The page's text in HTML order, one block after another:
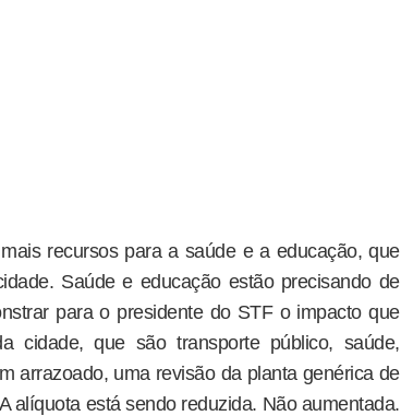
recursos para a saúde e a educação, que
Saúde e educação estão precisando de
para o presidente do STF o impacto que
cidade, que são transporte público, saúde,
arrazoado, uma revisão da planta genérica de
alíquota está sendo reduzida. Não aumentada.